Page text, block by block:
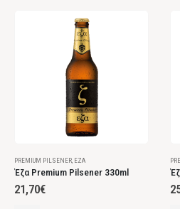
PREMIUM PILSENER ΈΖΑ
Έζα Premium Pilsener 330ml
21,70€